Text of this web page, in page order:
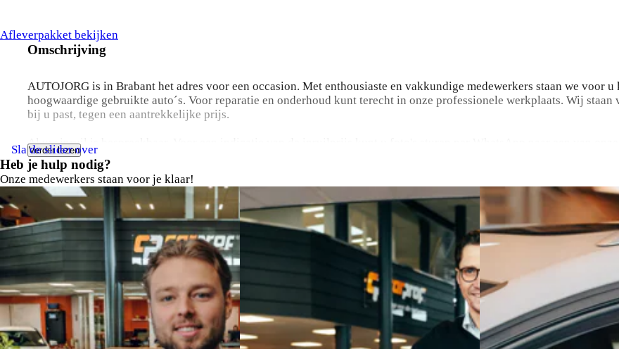
Afleverpakket bekijken
Omschrijving
AUTOJORG is in Brabant het adres voor een occasion. Met enthousiaste en vakkundige medewerkers staan we voor
hoogwaardige gebruikte auto´s. Voor reparatie en onderhoud kunt terecht in onze professionele werkplaats. Wij
bij u past, tegen een aantrekkelijke prijs.
Al uw inruil is bespreekbaar. Voor een indicatie van de inruilprijs kunt u foto's sturen per WhatsApp naar een van onze
Bjorn Kuis+31 (0)6 12081639
Mark van de Voort
Len Steusfijop +31 (0)6 82044655
Op al onze voertuigen is standaard het AutoJorg Basis Pakket inbegrepen. Tegen meerprijs is het AutoJorg Premium
Verder lezen
Heb je hulp nodig?
Onze medewerkers staan voor je klaar!
Sla de slider over